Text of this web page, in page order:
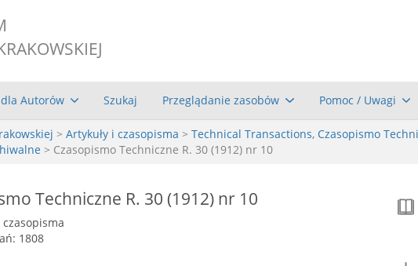
Autorów Szukaj Przeglądanie zasobów Pomoc / Uwagi
> Artykuły i czasopisma > Technical Transactions, Czasopismo
> Czasopismo Techniczne R. 30 (1912) nr 10
Techniczne R. 30 (1912) nr 10
1808